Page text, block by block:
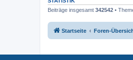
Beiträge insgesamt 342542 •
Startseite Foren-